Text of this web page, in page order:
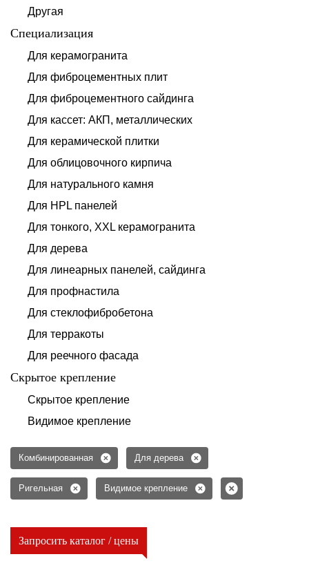
Другая
Специализация
Для керамогранита
Для фиброцементных плит
Для фиброцементного сайдинга
Для кассет: АКП, металлических
Для керамической плитки
Для облицовочного кирпича
Для натурального камня
Для HPL панелей
Для тонкого, XXL керамогранита
Для дерева
Для линеарных панелей, сайдинга
Для профнастила
Для стеклофибробетона
Для терракоты
Для реечного фасада
Скрытое крепление
Скрытое крепление
Видимое крепление
Комбинированная Для дерева
Ригельная Видимое крепление
Запросить каталог / цены